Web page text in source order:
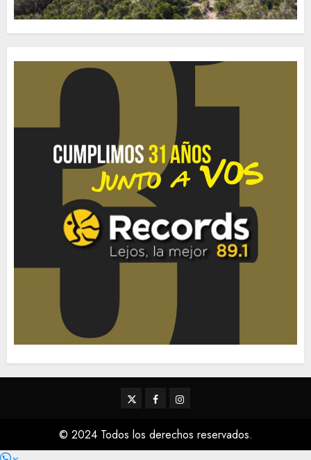
TwitterFacebookInstagram
© 2024 Todos los derechos reservados.